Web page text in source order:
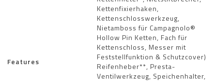
Features
Kettenfixierhaken,
Kettenschlosswerkzeug,
Nietamboss für Campagnolo®
Hollow Pin Ketten, Fach für
Kettenschloss, Messer mit
Feststellfunktion & Schutzcover)
Reifenheber**, Presta-
Ventilwerkzeug, Speichenhalter,